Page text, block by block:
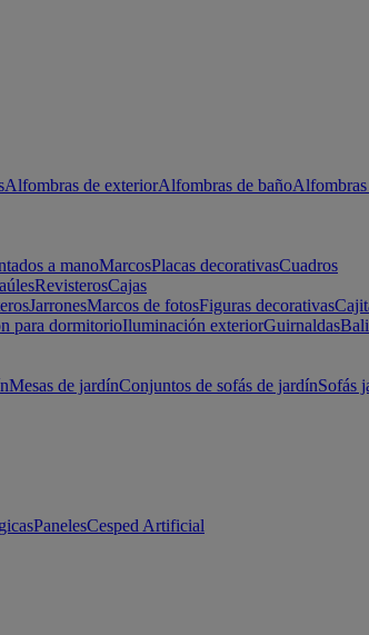
Alfombras de exteriorAlfombras de bañoAlfombras
a manoMarcosPlacas decorativasCuadros
RevisterosCajas
JarronesMarcos de fotosFiguras decorativas
para dormitorioIluminación exteriorGuirnaldas
Mesas de jardínConjuntos de sofás de jardínSofás
PanelesCesped Artificial